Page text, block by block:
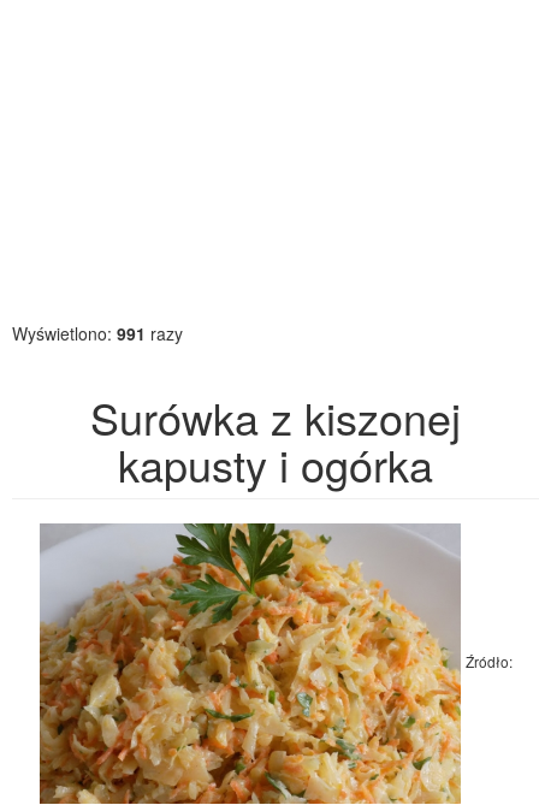
Wyświetlono: 991 razy
Surówka z kiszonej
kapusty i ogórka
Źródło: